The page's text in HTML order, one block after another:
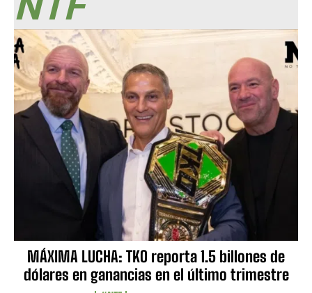
MÁXIMA LUCHA: TKO reporta 1.5 billones de
dólares en ganancias en el último trimestre